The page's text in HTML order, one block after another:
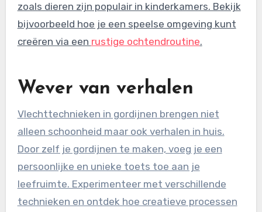
zoals dieren zijn populair in kinderkamers. Bekijk
bijvoorbeeld hoe je een speelse omgeving kunt
creëren via een rustige ochtendroutine.
Wever van verhalen
Vlechttechnieken in gordijnen brengen niet
alleen schoonheid maar ook verhalen in huis.
Door zelf je gordijnen te maken, voeg je een
persoonlijke en unieke toets toe aan je
leefruimte. Experimenteer met verschillende
technieken en ontdek hoe creatieve processen